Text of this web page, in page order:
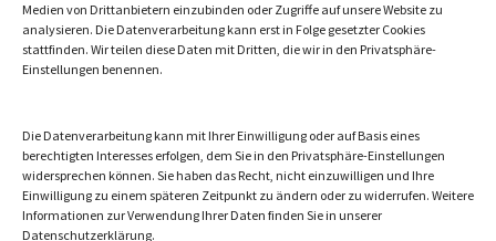
Medien von Drittanbietern einzubinden oder Zugriffe auf unsere Website zu
analysieren. Die Datenverarbeitung kann erst in Folge gesetzter Cookies
stattfinden. Wir teilen diese Daten mit Dritten, die wir in den Privatsphäre-
Einstellungen benennen.
Die Datenverarbeitung kann mit Ihrer Einwilligung oder auf Basis eines
berechtigten Interesses erfolgen, dem Sie in den Privatsphäre-Einstellungen
widersprechen können. Sie haben das Recht, nicht einzuwilligen und Ihre
Einwilligung zu einem späteren Zeitpunkt zu ändern oder zu widerrufen. Weitere
Informationen zur Verwendung Ihrer Daten finden Sie in unserer
Datenschutzerklärung.
Let’s talk
Die beste Website ersetzt kein persönliches
Kontakt